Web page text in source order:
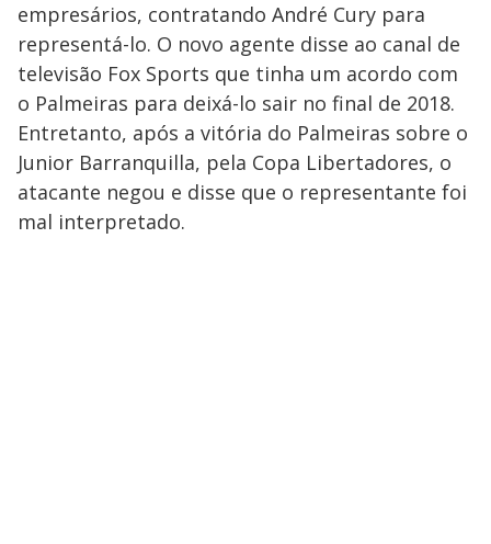
empresários, contratando André Cury para
representá-lo. O novo agente disse ao canal de
televisão Fox Sports que tinha um acordo com
o Palmeiras para deixá-lo sair no final de 2018.
Entretanto, após a vitória do Palmeiras sobre o
Junior Barranquilla, pela Copa Libertadores, o
atacante negou e disse que o representante foi
mal interpretado.